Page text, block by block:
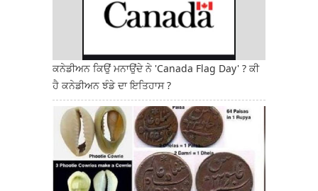
ਕਨੇਡੀਅਨ ਕਿਉਂ ਮਨਾਉਂਦੇ ਨੇ 'Canada Flag Day' ? ਕੀ
ਹੈ ਕਨੇਡੀਅਨ ਝੰਡੇ ਦਾ ਇਤਿਹਾਸ ?